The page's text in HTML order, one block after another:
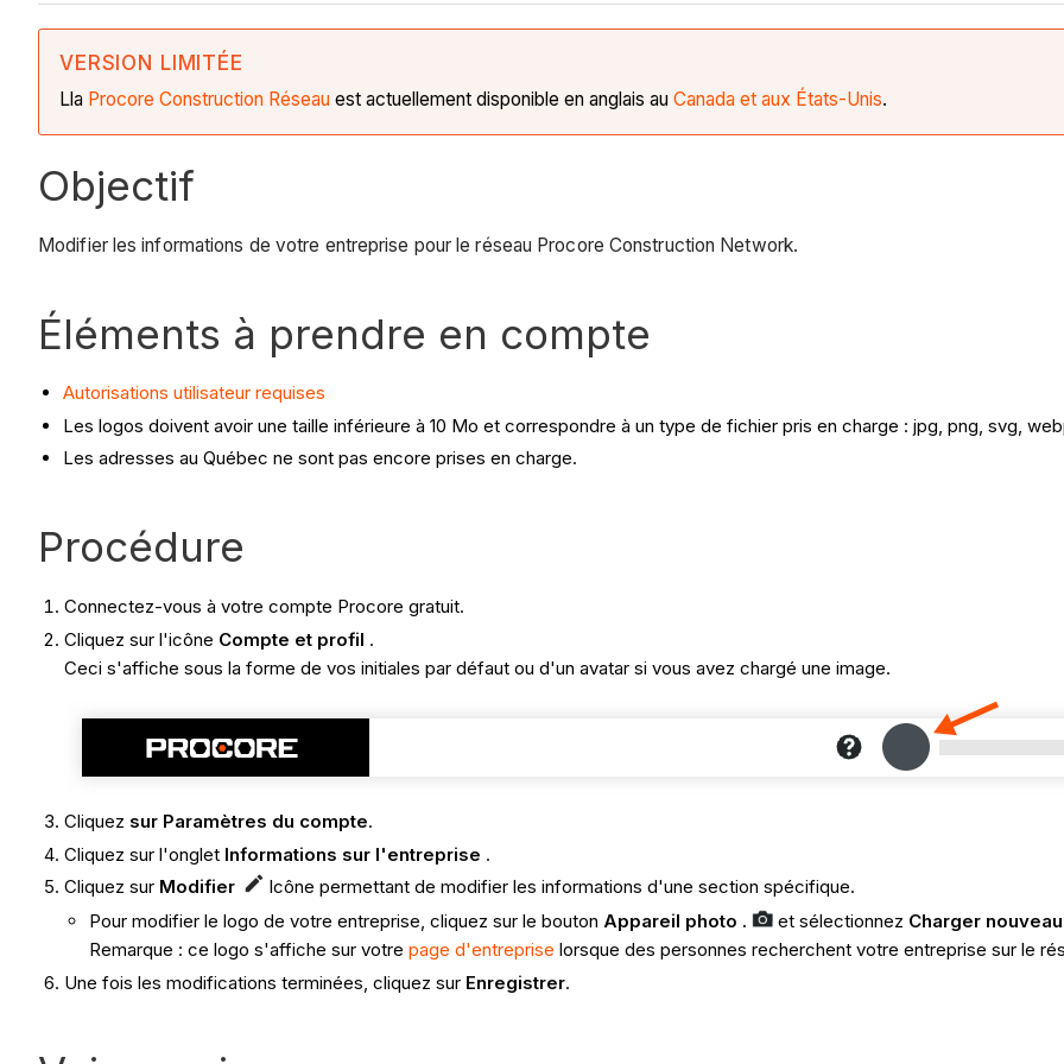
VERSION LIMITÉE
Lla Procore Construction Réseau est actuellement disponible en anglais au Canada et aux États-Unis.
Objectif
Modifier les informations de votre entreprise pour le réseau Procore Construction Network.
Éléments à prendre en compte
Autorisations utilisateur requises
Les logos doivent avoir une taille inférieure à 10 Mo et correspondre à un type de fichier pris en charge : jpg, png, svg,
Les adresses au Québec ne sont pas encore prises en charge.
Procédure
Connectez-vous à votre compte Procore gratuit.
Cliquez sur l'icône Compte et profil .
Ceci s'affiche sous la forme de vos initiales par défaut ou d'un avatar si vous avez chargé une image.
Cliquez sur Paramètres du compte.
Cliquez sur l'onglet Informations sur l'entreprise .
Cliquez sur Modifier
Icône permettant de modifier les informations d'une section spécifique.
Pour modifier le logo de votre entreprise, cliquez sur le bouton Appareil photo . et sélectionnez Charger nouveau
Remarque : ce logo s'affiche sur votrepage d'entreprise lorsque des personnes recherchent votre entreprise sur le
Une fois les modifications terminées, cliquez sur Enregistrer.